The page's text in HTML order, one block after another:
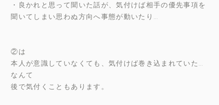
・良かれと思って聞いた話が、気付けば相手の優先事項を
聞いてしまい思わぬ方向へ事態が動いたり…
②は
本人が意識していなくても、気付けば巻き込まれていた…
なんて
後で気付くこともあります。